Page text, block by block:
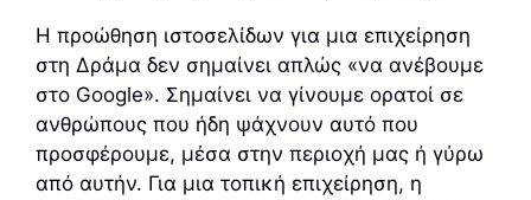
Η προώθηση ιστοσελίδων για μια επιχείρηση
στη Δράμα δεν σημαίνει απλώς «να ανέβουμε
στο Google». Σημαίνει να γίνουμε ορατοί σε
ανθρώπους που ήδη ψάχνουν αυτό που
προσφέρουμε, μέσα στην περιοχή μας ή γύρω
από αυτήν. Για μια τοπική επιχείρηση, η